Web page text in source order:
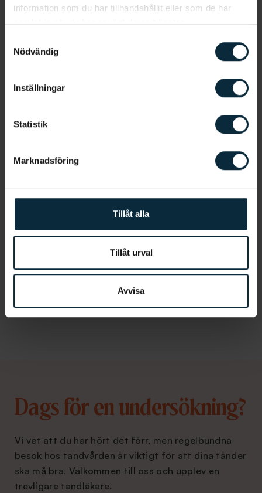
information som du har tillhandahållit eller som de har
samlat in när du har använt deras tjänster.
Nödvändig
Inställningar
Statistik
Marknadsföring
Tillåt alla
Tillåt urval
Avvisa
Information om artikeln
Relaterade artiklar
Dags för en undersökning?
Vi vet att du har hört det förr, men regelbundna
besök hos tandvården är viktigt för att dina tänder
ska må bra. Välkommen till oss och upplev en
trevligare tandläkare.